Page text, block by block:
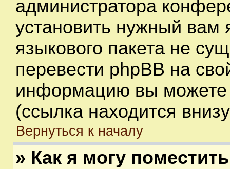
администратора
установить нужный вам
языкового пакета не
перевести phpBB на
информацию вы можете
(ссылка находится
Вернуться к началу
» Как я могу